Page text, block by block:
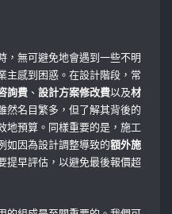
，無可避免地會遇到一些不明
主感到困惑。在設計階段，常
詢費 、設計方案修改費以及材
然名目繁多，但了解其背後的
地預算。同樣重要的是，施工
如因為設計調整導致的額外施
提早評估，以避免最後報價超